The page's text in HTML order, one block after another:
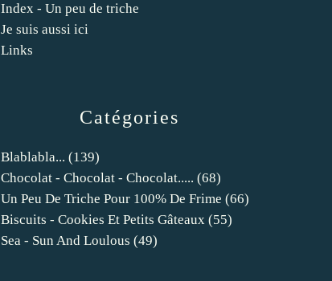
Catégories
Blablabla... (139)
Chocolat - Chocolat - Chocolat..... (68)
Un Peu De Triche Pour 100% De Frime (66)
Biscuits - Cookies Et Petits Gâteaux (55)
Sea - Sun And Loulous (49)
Index - Un peu de triche
Je suis aussi ici
Links